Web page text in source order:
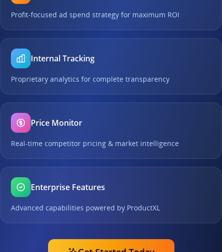
Profit-focused ad spend strategy for maximum ROI
Internal Tracking
Proprietary analytics for complete transparency
Price Monitor
Real-time competitor pricing & market intelligence
Enterprise Features
Advanced capabilities powered by ProductXL